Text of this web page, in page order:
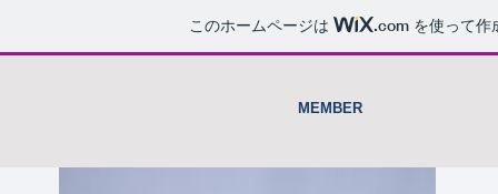
このホームページは .comを使って作
MEMBER